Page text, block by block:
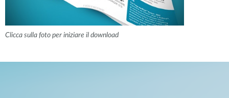
Clicca sulla foto per iniziare il download